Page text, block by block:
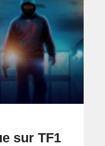
sur TF1